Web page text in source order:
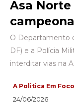
Asa
O Departamento
DF) e a Polícia
interditar vias na
A Politica Em Foco
24/06/2026